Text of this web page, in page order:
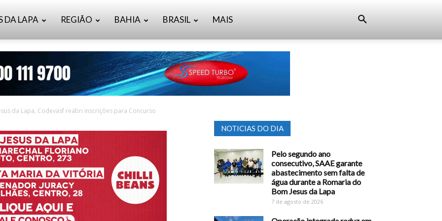
DA LAPA REGIÃO BAHIA BRASIL MAIS
da Lapa, Codevasf reabri inscrições para Concurso
NOTICIAS DO DIA
Pelo segundo ano
consecutivo, SAAE garante
abastecimento sem falta de
água durante a Romaria do
Bom Jesus da Lapa
7 de agosto de 2026